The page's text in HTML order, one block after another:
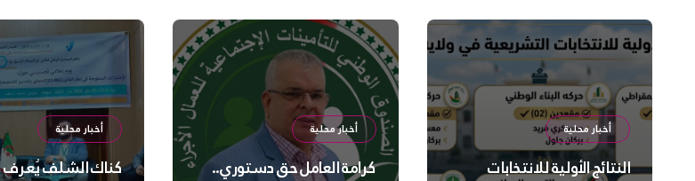
أخبار محلية
النتائج الأولية للانتخابات
أخبار محلية
كرامة العامل حق دستوري..
أخبار محلية
كناك الشلف يُعرف